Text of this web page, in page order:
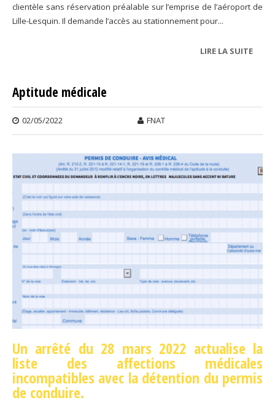
clientèle sans réservation préalable sur l’emprise de l’aéroport de
Lille-Lesquin. Il demande l’accès au stationnement pour...
LIRE LA SUITEDE
Aptitude médicale
02/05/2022 FNAT
Un arrêté du 28 mars 2022 actualise la
liste des affections médicales
incompatibles avec la détention du permis
de conduire.